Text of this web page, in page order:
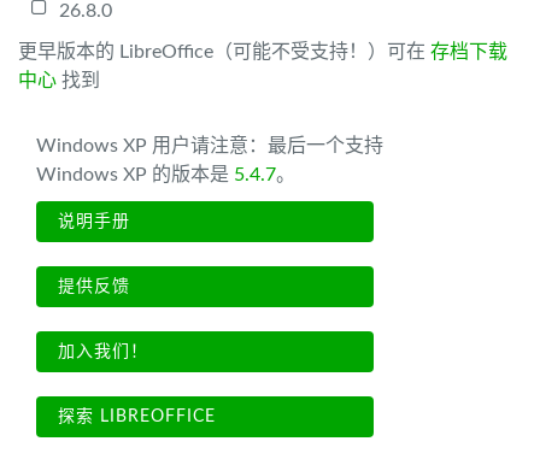
26.8.0
更早版本的 LibreOffice（可能不受支持！）可在 存档下载
中心 找到
Windows XP 用户请注意：最后一个支持
Windows XP 的版本是 5.4.7。
说明手册
提供反馈
加入我们！
探索 LIBREOFFICE